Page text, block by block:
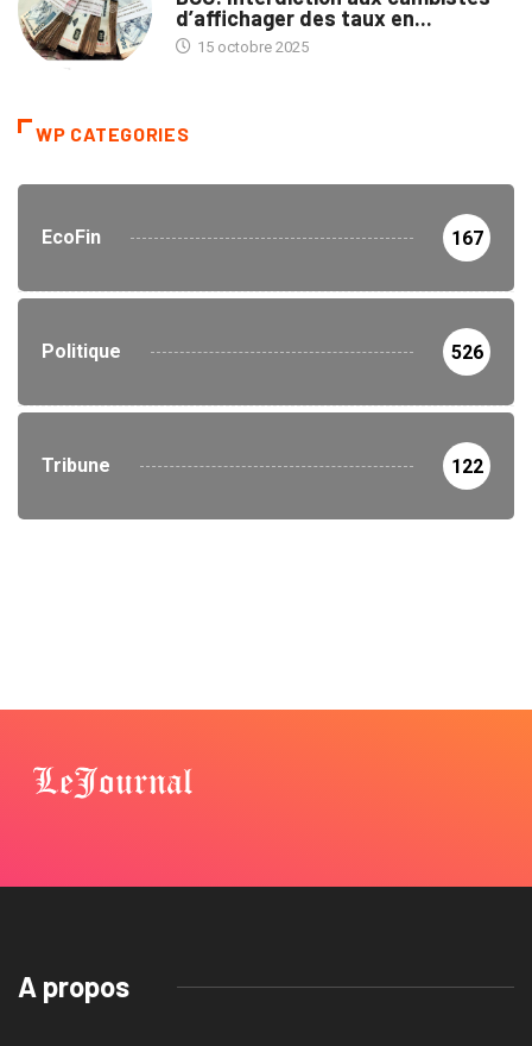
d’affichager des taux en...
15 octobre 2025
WP CATEGORIES
EcoFin 167
Politique 526
Tribune 122
A propos